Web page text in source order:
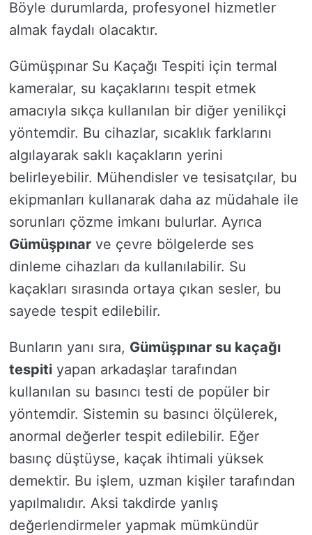
Böyle durumlarda, profesyonel hizmetler
almak faydalı olacaktır.
Gümüşpınar Su Kaçağı Tespiti için termal
kameralar, su kaçaklarını tespit etmek
amacıyla sıkça kullanılan bir diğer yenilikçi
yöntemdir. Bu cihazlar, sıcaklık farklarını
algılayarak saklı kaçakların yerini
belirleyebilir. Mühendisler ve tesisatçılar, bu
ekipmanları kullanarak daha az müdahale ile
sorunları çözme imkanı bulurlar. Ayrıca
Gümüşpınar ve çevre bölgelerde ses
dinleme cihazları da kullanılabilir. Su
kaçakları sırasında ortaya çıkan sesler, bu
sayede tespit edilebilir.
Bunların yanı sıra, Gümüşpınar su kaçağı
tespiti yapan arkadaşlar tarafından
kullanılan su basıncı testi de popüler bir
yöntemdir. Sistemin su basıncı ölçülerek,
anormal değerler tespit edilebilir. Eğer
basınç düştüyse, kaçak ihtimali yüksek
demektir. Bu işlem, uzman kişiler tarafından
yapılmalıdır. Aksi takdirde yanlış
değerlendirmeler yapmak mümkündür